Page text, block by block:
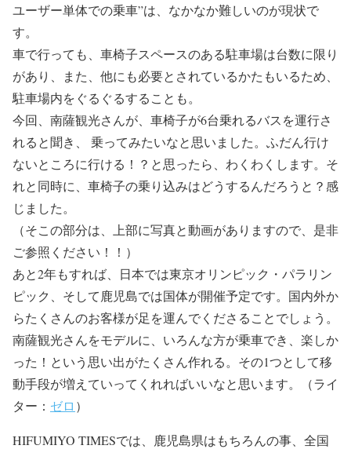
ユーザー単体での乗車”は、なかなか難しいのが現状で
す。
車で行っても、車椅子スペースのある駐車場は台数に限り
があり、また、他にも必要とされているかたもいるため、
駐車場内をぐるぐるすることも。
今回、南薩観光さんが、車椅子が6台乗れるバスを運行さ
れると聞き、 乗ってみたいなと思いました。ふだん行け
ないところに行ける！？と思ったら、わくわくします。そ
れと同時に、車椅子の乗り込みはどうするんだろうと？感
じました。
（そこの部分は、上部に写真と動画がありますので、是非
ご参照ください！！）
あと2年もすれば、日本では東京オリンピック・パラリン
ピック、そして鹿児島では国体が開催予定です。国内外か
らたくさんのお客様が足を運んでくださることでしょう。
南薩観光さんをモデルに、いろんな方が乗車でき、楽しか
った！という思い出がたくさん作れる。その1つとして移
動手段が増えていってくれればいいなと思います。（ライ
ター： ゼロ ）
HIFUMIYO TIMESでは、鹿児島県はもちろんの事、全国